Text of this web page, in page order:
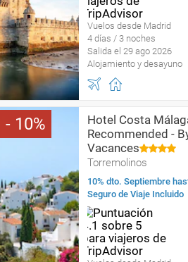
Vuelos desde Madrid
4 días / 3 noches
Salida el 29 ago 2026
Alojamiento y desayuno
10
Hotel Costa
Recommended -
Vacances
Torremolinos
10% dto. Septiembre
Seguro de Viaje Incluido